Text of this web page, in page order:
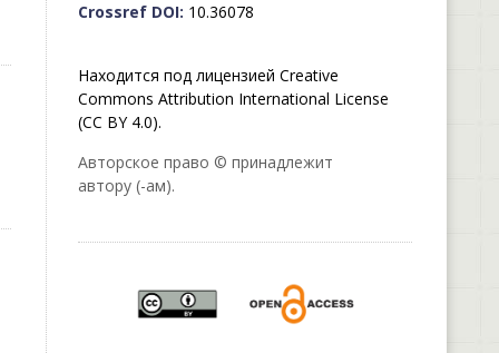
Crossref DOI: 10.36078
Находится под лицензией Creative
Commons Attribution International License
(CC BY 4.0).
Авторское право © принадлежит
автору (-ам).